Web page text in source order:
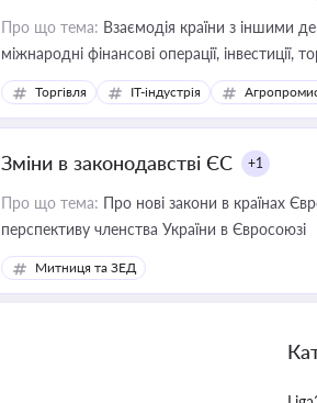
Про що тема: Взаємодія країни з іншими
міжнародні фінансові операції, інвестиції,
Торгівля IT-індустрія
Зміни в законодавстві ЄС +1
Про що тема: Про нові закони в країнах Європейського Союзу, які впливають на
перспективу членства України в Євросоюзі
Митниця та ЗЕД